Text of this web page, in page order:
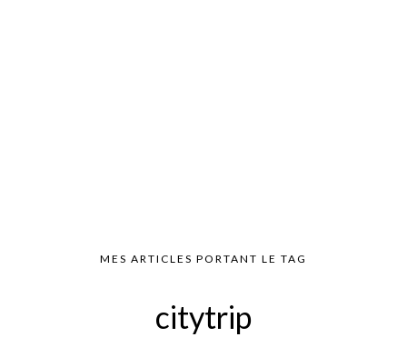
MES ARTICLES PORTANT LE TAG
citytrip